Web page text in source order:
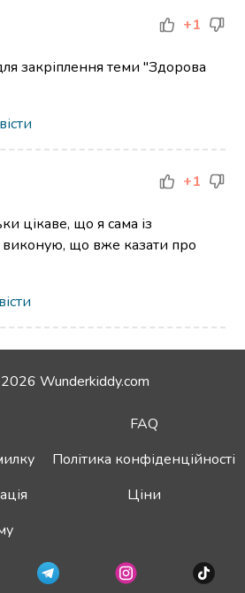
+1
закріплення теми "Здорова
+1
цікаве, що я сама із
що вже казати про
Wunderkiddy.com
FAQ
Політика конфіденційності
Ціни